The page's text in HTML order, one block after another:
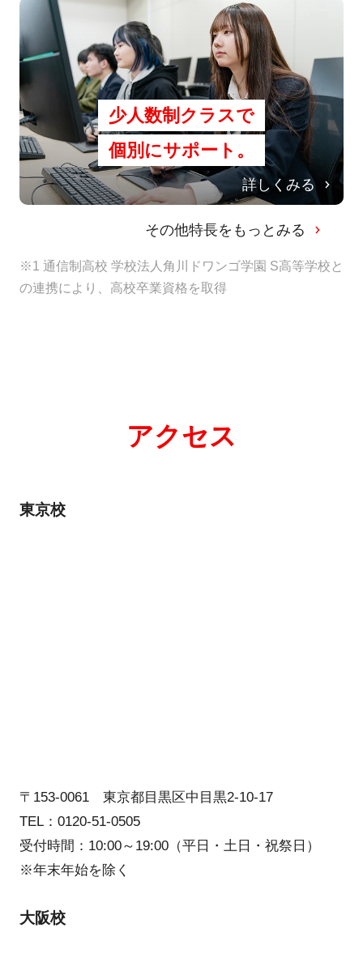
少人数制クラスで
個別にサポート。
詳しくみる
その他特長をもっとみる
※1 通信制高校 学校法人角川ドワンゴ学園 S高等学校と
の連携により、高校卒業資格を取得
アクセス
東京校
〒153-0061 東京都目黒区中目黒2-10-17
TEL：0120-51-0505
受付時間：10:00～19:00（平日・土日・祝祭日）
※年末年始を除く
大阪校